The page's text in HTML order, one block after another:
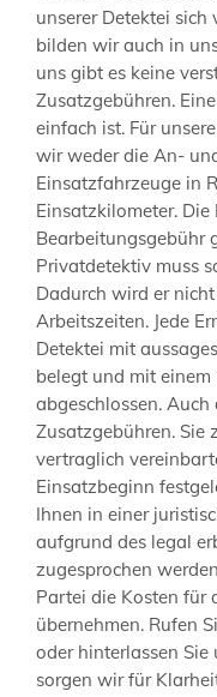
unserer Detektei
bilden wir auch in
uns gibt es keine
Zusatzgebühren.
einfach ist. Für
wir weder die An-
Einsatzfahrzeuge in
Einsatzkilometer.
Bearbeitungsgebühr
Privatdetektiv muss
Dadurch wird er
Arbeitszeiten. Jede
Detektei mit
belegt und mit
abgeschlossen.
Zusatzgebühren. Sie
vertraglich
Einsatzbeginn
Ihnen in einer
aufgrund des legal
zugesprochen
Partei die Kosten für
übernehmen. Rufen
oder hinterlassen Sie
sorgen wir für